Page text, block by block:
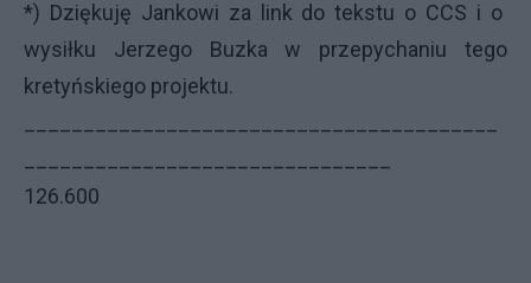
*) Dziękuję Jankowi za link do tekstu o CCS i o
wysiłku Jerzego Buzka w przepychaniu tego
kretyńskiego projektu.
126.600